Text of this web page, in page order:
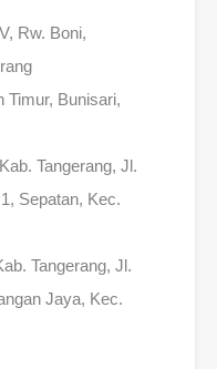
Rw. Boni,
Timur, Bunisari,
Tangerang, Jl.
Sepatan, Kec.
Tangerang, Jl.
Jaya, Kec.